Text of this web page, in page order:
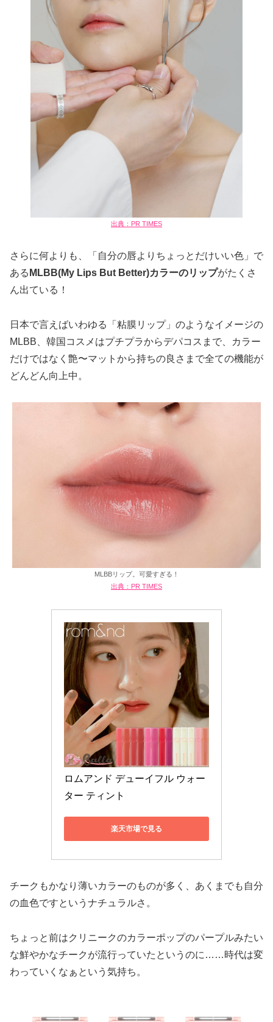
出典：PR TIMES
さらに何よりも、「自分の唇よりちょっとだけいい色」で
ある MLBB(My Lips But Better)カラーのリップがたくさ
ん出ている！
日本で言えばいわゆる「粘膜リップ」のようなイメージの
MLBB、韓国コスメはプチプラからデパコスまで、カラー
だけではなく艶〜マットから持ちの良さまで全ての機能が
どんどん向上中。
MLBBリップ。可愛すぎる！
出典：PR TIMES
ロムアンド デューイフル ウォー
ター ティント
楽天市場で見る
チークもかなり薄いカラーのものが多く、あくまでも自分
の血色ですというナチュラルさ。
ちょっと前はクリニークのカラーポップのパープルみたい
な鮮やかなチークが流行っていたというのに……時代は変
わっていくなぁという気持ち。